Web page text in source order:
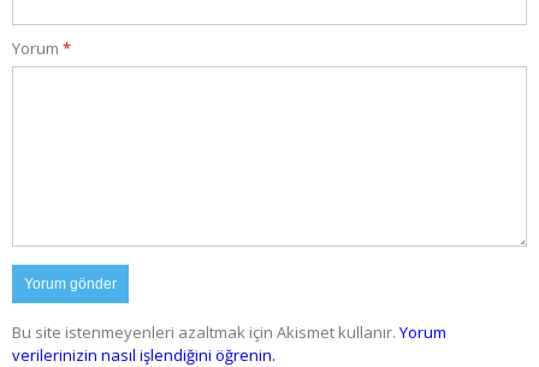
Yorum *
Bu site istenmeyenleri azaltmak için Akismet kullanır. Yorum
verilerinizin nasıl işlendiğini öğrenin.